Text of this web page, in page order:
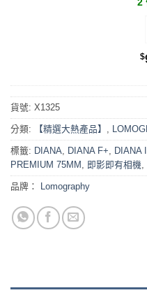
$
貨號: X1325
分類: 【精選大熱產品】 ,
標籤: DIANA, DIANA F+, DIANA
PREMIUM 75MM , 即影即有相機,
品牌： Lomography